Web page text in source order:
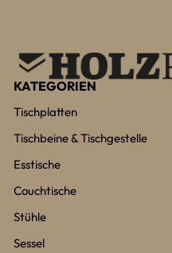
KATEGORIEN
Tischplatten
Tischbeine & Tischgestelle
Esstische
Couchtische
Stühle
Sessel